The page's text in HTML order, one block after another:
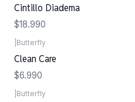
Cintillo Diadema
$18.990
Butterfly
Clean Care
$6.990
Butterfly